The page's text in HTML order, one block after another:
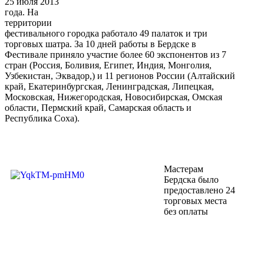
года. На
территории
фестивального городка работало 49 палаток и три
торговых шатра. За 10 дней работы в Бердске в
Фестивале приняло участие более 60 экспонентов из 7
стран (Россия, Боливия, Египет, Индия, Монголия,
Узбекистан, Эквадор,) и 11 регионов России (Алтайский
край, Екатеринбургская, Ленинградская, Липецкая,
Московская, Нижегородская, Новосибирская, Омская
области, Пермский край, Самарская область и
Республика Соха).
Мастерам
Бердска было
предоставлено 24
торговых места
без оплаты